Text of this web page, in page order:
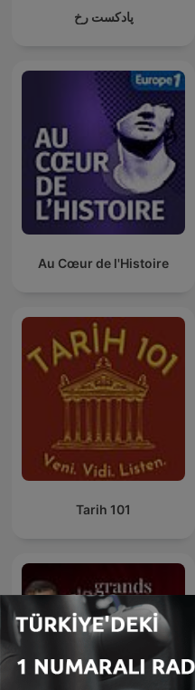
پادکست رخ
Au Cœur de l'Histoire
Tarih 101